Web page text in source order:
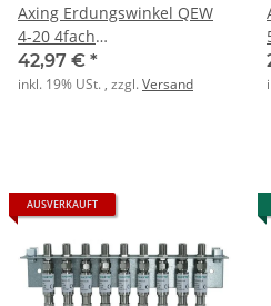
Axing Erdungswinkel QEW
4-20 4fach
Überspannungsschutz f S
42,97 € *
inkl. 19% USt. , zzgl.Versand
AUSVERKAUFT